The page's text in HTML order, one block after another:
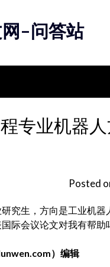
-问答站
专业机器
Posted
究生，方向是工业机
际会议论文对我有帮助
）编辑